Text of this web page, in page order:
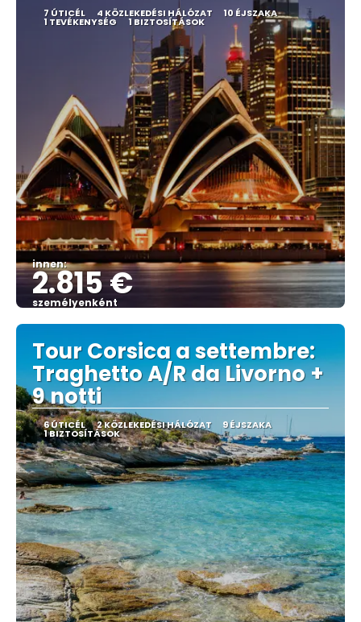
7 ÚTICÉL 4 KÖZLEKEDÉSI HÁLÓZAT 10 ÉJSZAKA
1 TEVÉKENYSÉG 1 BIZTOSÍTÁSOK
innen:
2.815 €
személyenként
Megnézem
Tour Corsica a settembre:
Traghetto A/R da Livorno +
9 notti
6 ÚTICÉL 2 KÖZLEKEDÉSI HÁLÓZAT 9 ÉJSZAKA
1 BIZTOSÍTÁSOK